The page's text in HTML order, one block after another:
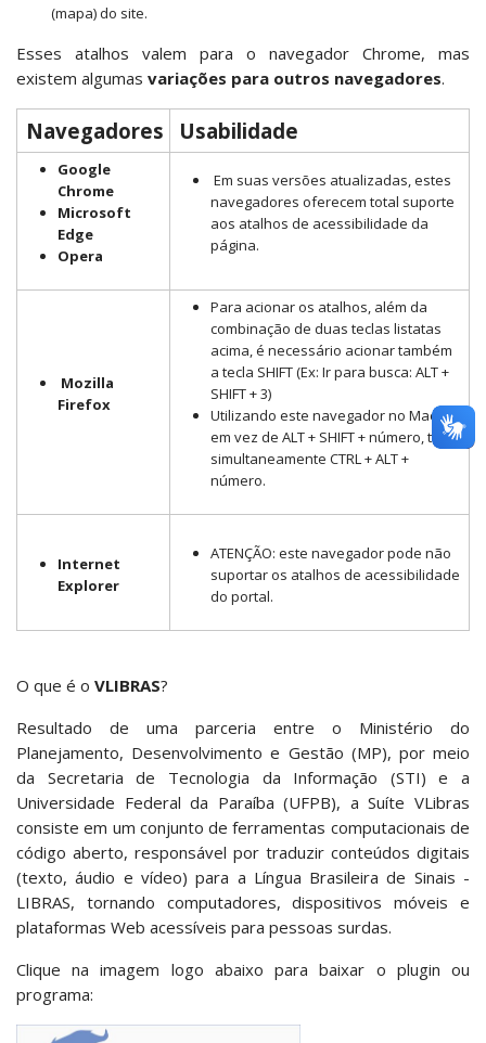
(mapa) do site.
Esses atalhos valem para o navegador Chrome, mas
existem algumas variações para outros navegadores.
Navegadores Usabilidade
Google
Chrome
Microsoft
Edge
Opera
Em suas versões atualizadas, estes
navegadores oferecem total suporte
aos atalhos de acessibilidade da
página.
Mozilla
Firefox
Para acionar os atalhos, além da
combinação de duas teclas listatas
acima, é necessário acionar também
a tecla SHIFT (Ex: Ir para busca: ALT +
SHIFT + 3)
Utilizando este navegador no Mac OS,
em vez de ALT + SHIFT + número, tecle
simultaneamente CTRL + ALT +
número.
Internet
Explorer
ATENÇÃO: este navegador pode não
suportar os atalhos de acessibilidade
do portal.
O que é o VLIBRAS?
Resultado de uma parceria entre o Ministério do
Planejamento, Desenvolvimento e Gestão (MP), por meio
da Secretaria de Tecnologia da Informação (STI) e a
Universidade Federal da Paraíba (UFPB), a Suíte VLibras
consiste em um conjunto de ferramentas computacionais de
código aberto, responsável por traduzir conteúdos digitais
(texto, áudio e vídeo) para a Língua Brasileira de Sinais -
LIBRAS, tornando computadores, dispositivos móveis e
plataformas Web acessíveis para pessoas surdas.
Clique na imagem logo abaixo para baixar o plugin ou
programa: